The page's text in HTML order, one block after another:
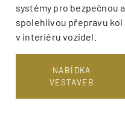
systémy pro bezpečnou a
spolehlivou přepravu kol
v interiéru vozidel.
NABÍDKA
VESTAVEB